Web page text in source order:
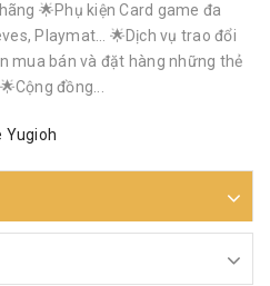
🌟Phụ kiện Card game đa
Playmat… 🌟Dịch vụ trao đổi
mua bán và đặt hàng những thẻ
đồng...
Yugioh